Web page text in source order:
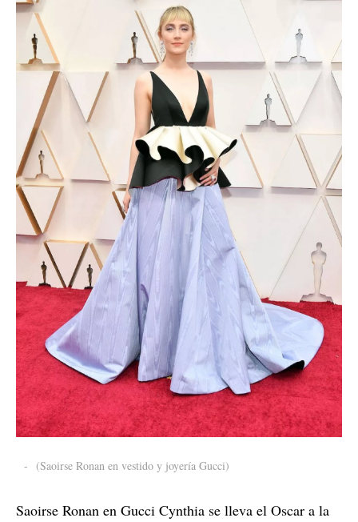
- (Saoirse Ronan en vestido y joyería Gucci)
Saoirse Ronan en Gucci Cynthia se lleva el Oscar a la